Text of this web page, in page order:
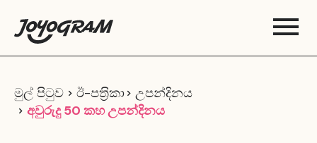
මුල් පිටුව ඊ-පත‍්‍රිකා
උපන්දිනය
අවුරුදු 50 කහ උපන්දිනය